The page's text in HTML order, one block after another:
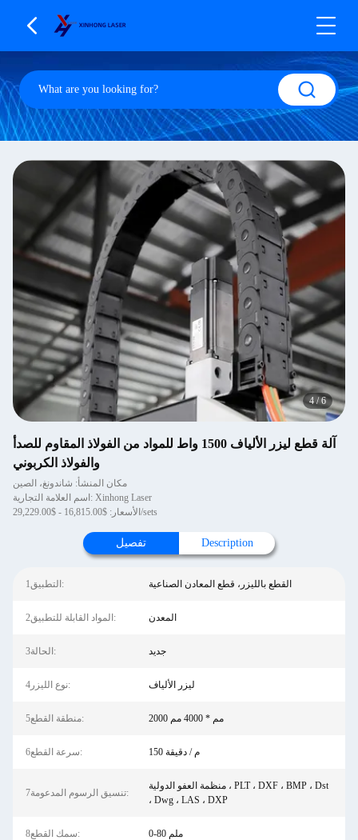
4/6
آلة قطع ليزر الألياف 1500 واط للمواد من الفولاذ المقاوم للصدأ
والفولاذ الكربوني
مكان المنشأ: شاندونغ، الصين
اسم العلامة التجارية: Xinhong Laser
الأسعار: $16,815.00 - $29,229.00/sets
تفصيل Description
1التطبيق: القطع بالليزر، قطع المعادن الصناعية
2المواد القابلة للتطبيق: المعدن
3الحالة: جديد
4نوع الليزر: ليزر الألياف
5منطقة القطع: 2000 مم * 4000 مم
6سرعة القطع: 150 م / دقيقة
7تنسيق الرسوم المدعومة:
منظمة العفو الدولية ، PLT ، DXF ، BMP ، Dst
، Dwg ، LAS ، DXP
8سمك القطع: 0-80 ملم